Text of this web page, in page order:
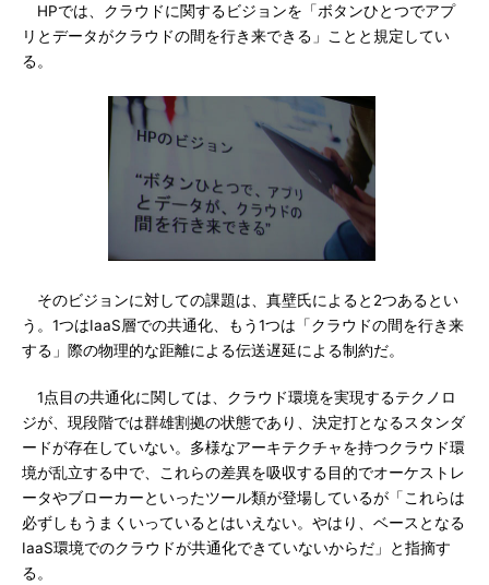
HPでは、クラウドに関するビジョンを「ボタンひとつでアプ
リとデータがクラウドの間を行き来できる」ことと規定してい
る。
そのビジョンに対しての課題は、真壁氏によると2つあるとい
う。1つはIaaS層での共通化、もう1つは「クラウドの間を行き来
する」際の物理的な距離による伝送遅延による制約だ。
1点目の共通化に関しては、クラウド環境を実現するテクノロ
ジが、現段階では群雄割拠の状態であり、決定打となるスタンダ
ードが存在していない。多様なアーキテクチャを持つクラウド環
境が乱立する中で、これらの差異を吸収する目的でオーケストレ
ータやブローカーといったツール類が登場しているが「これらは
必ずしもうまくいっているとはいえない。やはり、ベースとなる
IaaS環境でのクラウドが共通化できていないからだ」と指摘す
る。